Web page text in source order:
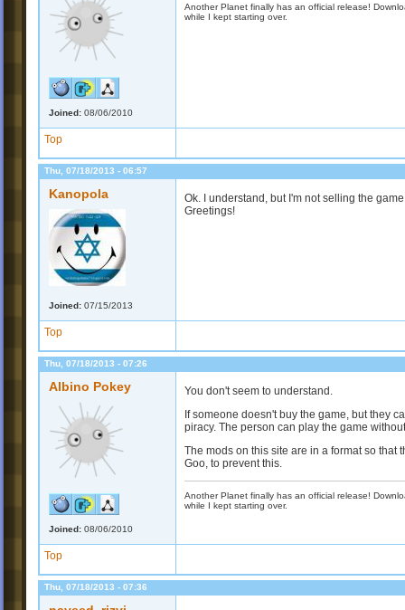
Joined: 08/06/2010
Another Planet finally has an official release!
while I kept starting over.
Top
Thu, 07/18/2013 - 06:57
Kanopola
Joined: 07/15/2013
Ok. I understand, but I'm not selling the
Greetings!
Top
Thu, 07/18/2013 - 07:26
Albino Pokey
Joined: 08/06/2010
You don't seem to understand.
If someone doesn't buy the game, but they
piracy. The person can play the game
The mods on this site are in a format so that
Goo, to prevent this.
Another Planet finally has an official release!
while I kept starting over.
Top
Thu, 07/18/2013 - 07:36